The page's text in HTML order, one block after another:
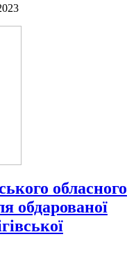
обласного
обдарованої